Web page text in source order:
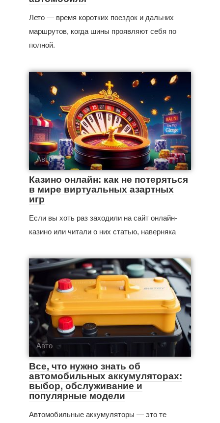
Лето — время коротких поездок и дальних
маршрутов, когда шины проявляют себя по
полной.
Авто
Казино онлайн: как не потеряться
в мире виртуальных азартных
игр
Если вы хоть раз заходили на сайт онлайн-
казино или читали о них статью, наверняка
Авто
Все, что нужно знать об
автомобильных аккумуляторах:
выбор, обслуживание и
популярные модели
Автомобильные аккумуляторы — это те